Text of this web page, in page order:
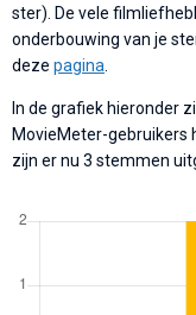
ster). De vele
onderbouwing van je
deze pagina.
In de grafiek hieronder
MovieMeter-gebruikers
zijn er nu 3 stemmen